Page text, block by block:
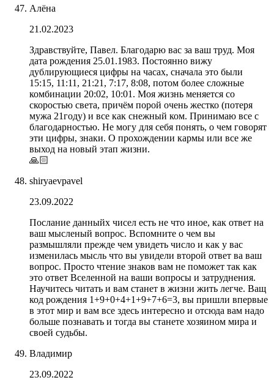
Алёна
21.02.2023
Здравствуйте, Павел. Благодарю вас за ваш труд. Моя
дата рождения 25.01.1983. Постоянно вижу
дублирующиеся цифры на часах, сначала это были
15:15, 11:11, 21:21, 7:17, 8:08, потом более сложные
комбинации 20:02, 10:01. Моя жизнь меняется со
скоростью света, причём порой очень жестко (потеря
мужа 21году) и все как снежный ком. Принимаю все с
благодарностью. Не могу для себя понять, о чем говорят
эти цифры, знаки. О прохождении кармы или все же
выход на новый этап жизни.
🙏🏻
shiryaevpavel
23.09.2022
Послание данныйх чисел есть не что иное, как ответ на
ваш мысленый вопрос. Вспомните о чем вы
размышляли прежде чем увидеть число и как у вас
изменилась мысль что вы увидели второй ответ ва ваш
вопрос. Просто чтение знаков вам не поможет так как
это ответ Вселенной на ваши вопросы и затруднения.
Научитесь читать и вам станет в жизни жить легче. Ващ
код рождения 1+9+0+4+1+9+7+6=3, вы пришли впервые
в этот мир и вам все здесь интересно и отсюда вам надо
больше познавать и тогда вы станете хозяином мира и
своей судьбы.
Владимир
23.09.2022